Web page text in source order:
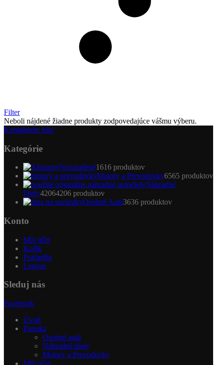
Filter
Neboli nájdené žiadne produkty zodpovedajúce vášmu výberu.
Kontaktujte nás!
Kategórie
Nezaradené1616 produktov
Motory a Prevodovky6565 produktov
Náhradné
Diely42064206 produktov
Osobné Autá3636 produktov
Konto
Môj účet
Košík
Pokladňa
Logout
Sleduj nás
Facebook
Úvod
Ponuka
Osobné autá
Náhradné diely
Motory a Prevodovky